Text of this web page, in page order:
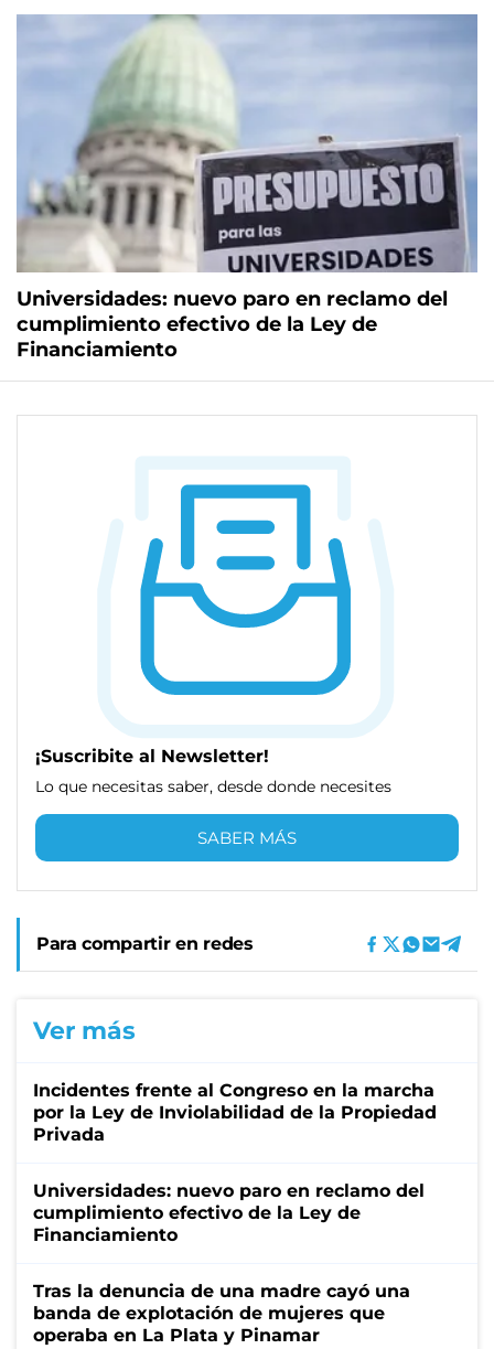
Universidades: nuevo paro en reclamo del
cumplimiento efectivo de la Ley de
Financiamiento
¡Suscribite al Newsletter!
Lo que necesitas saber, desde donde necesites
SABER MÁS
Para compartir en redes
Ver más
Incidentes frente al Congreso en la marcha
por la Ley de Inviolabilidad de la Propiedad
Privada
Universidades: nuevo paro en reclamo del
cumplimiento efectivo de la Ley de
Financiamiento
Tras la denuncia de una madre cayó una
banda de explotación de mujeres que
operaba en La Plata y Pinamar